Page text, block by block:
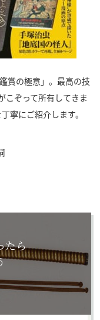
賞の極意」。最高の技
こぞって所有してきま
寧にご紹介します。
たら